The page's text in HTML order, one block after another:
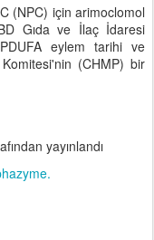
(NPC) için arimoclomol
Gıda ve İlaç İdaresi
eylem tarihi ve
(CHMP) bir
yayınlandı